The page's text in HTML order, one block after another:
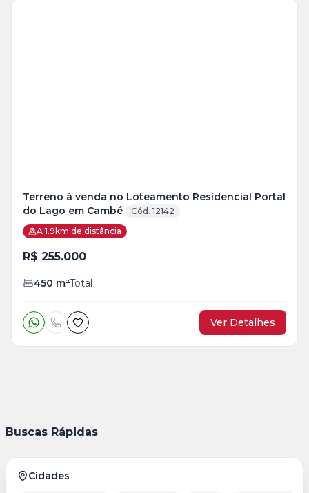
Terreno à venda no Loteamento Residencial Portal
do Lago em Cambé
Cód. 12142
A 1.9km de distância
R$ 255.000
450 m²Total
Ver Detalhes
Buscas Rápidas
Cidades